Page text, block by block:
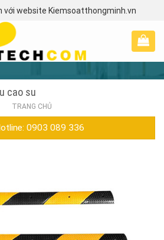
với website Kiemsoatthongminh.vn
cao su
TRANG CHỦ
0903 089 336